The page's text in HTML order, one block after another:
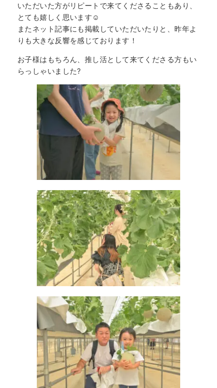
いただいた方がリピートで来てくださることもあり、
とても嬉しく思います☺️
またネット記事にも掲載していただいたりと、昨年よ
りも大きな反響を感じております！
お子様はもちろん、推し活として来てくださる方もい
らっしゃいました?